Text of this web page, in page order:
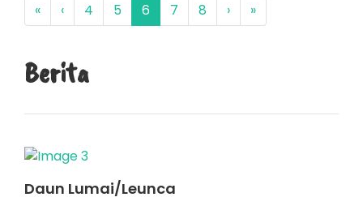
« ‹ 4 5 6 7 8 › »
Berita
Daun Lumai/Leunca